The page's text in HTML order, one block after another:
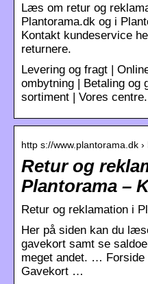
Læs om retur og
Plantorama.dk og i
Kontakt kundeservice
returnere.
Levering og fragt |
ombytning | Betaling og
sortiment | Vores centre.
http s://www.plantorama.dk
Retur og
Plantorama –
Retur og reklamation i
Her på siden kan du
gavekort samt se
meget andet. … Forside
Gavekort …